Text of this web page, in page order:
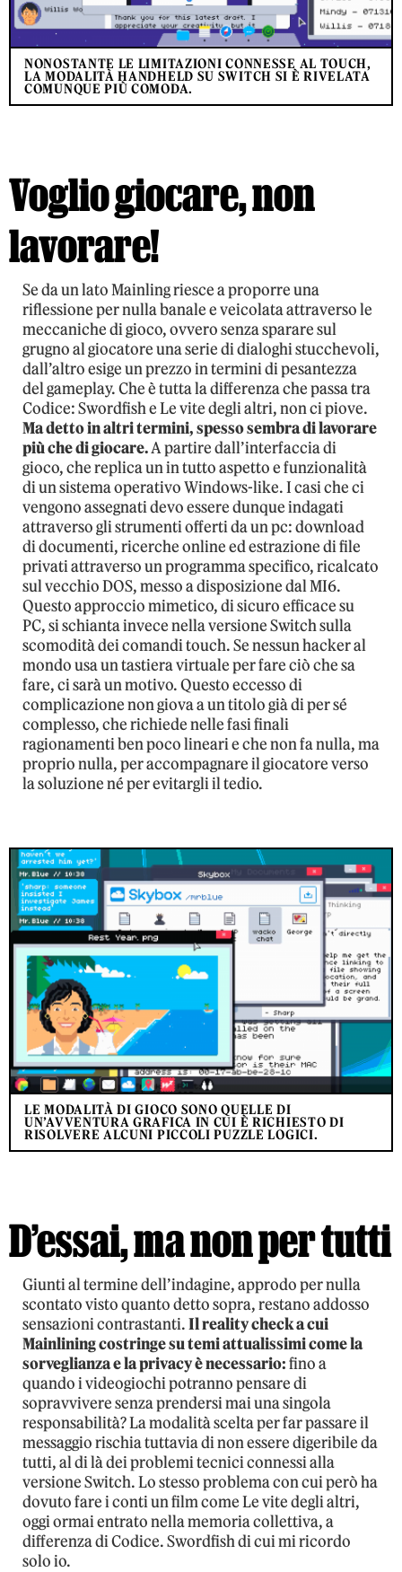
NONOSTANTE LE LIMITAZIONI CONNESSE AL TOUCH,
LA MODALITÀ HANDHELD SU SWITCH SI È RIVELATA
COMUNQUE PIÙ COMODA.
Voglio giocare, non
lavorare!
Se da un lato Mainling riesce a proporre una
riflessione per nulla banale e veicolata attraverso le
meccaniche di gioco, ovvero senza sparare sul
grugno al giocatore una serie di dialoghi stucchevoli,
dall’altro esige un prezzo in termini di pesantezza
del gameplay. Che è tutta la differenza che passa tra
Codice: Swordfish e Le vite degli altri, non ci piove.
Ma detto in altri termini, spesso sembra di lavorare
più che di giocare.A partire dall’interfaccia di
gioco, che replica un in tutto aspetto e funzionalità
di un sistema operativo Windows-like. I casi che ci
vengono assegnati devo essere dunque indagati
attraverso gli strumenti offerti da un pc: download
di documenti, ricerche online ed estrazione di file
privati attraverso un programma specifico, ricalcato
sul vecchio DOS, messo a disposizione dal MI6.
Questo approccio mimetico, di sicuro efficace su
PC, si schianta invece nella versione Switch sulla
scomodità dei comandi touch. Se nessun hacker al
mondo usa un tastiera virtuale per fare ciò che sa
fare, ci sarà un motivo. Questo eccesso di
complicazione non giova a un titolo già di per sé
complesso, che richiede nelle fasi finali
ragionamenti ben poco lineari e che non fa nulla, ma
proprio nulla, per accompagnare il giocatore verso
la soluzione né per evitargli il tedio.
LE MODALITÀ DI GIOCO SONO QUELLE DI
UN’AVVENTURA GRAFICA IN CUI È RICHIESTO DI
RISOLVERE ALCUNI PICCOLI PUZZLE LOGICI.
D’essai, ma non per tutti
Giunti al termine dell’indagine, approdo per nulla
scontato visto quanto detto sopra, restano addosso
sensazioni contrastanti.Il reality check a cui
Mainlining costringe su temi attualissimi come la
sorveglianza e la privacy è necessario:fino a
quando i videogiochi potranno pensare di
sopravvivere senza prendersi mai una singola
responsabilità? La modalità scelta per far passare il
messaggio rischia tuttavia di non essere digeribile da
tutti, al di là dei problemi tecnici connessi alla
versione Switch. Lo stesso problema con cui però ha
dovuto fare i conti un film come Le vite degli altri,
oggi ormai entrato nella memoria collettiva, a
differenza di Codice. Swordfish di cui mi ricordo
solo io.